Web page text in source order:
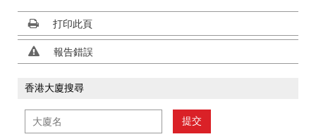
打印此頁
報告錯誤
香港大廈搜尋
提交